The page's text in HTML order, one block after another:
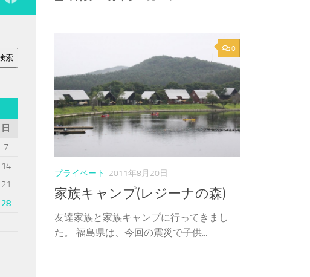
0
プライベート 2011年8月20日
家族キャンプ(レジーナの森)
友達家族と家族キャンプに行ってきまし
た。 福島県は、今回の震災で子供...
索
日
7
14
21
28